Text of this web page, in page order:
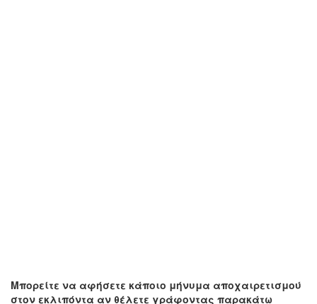
Μπορείτε να αφήσετε κάποιο μήνυμα αποχαιρετισμού
στον εκλιπόντα αν θέλετε γράφοντας παρακάτω